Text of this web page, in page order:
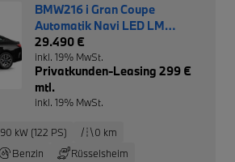
BMW216 i Gran Coupe
Automatik Navi LED LM
Driving Ass.
29.490 €
inkl. 19% MwSt.
Privatkunden-Leasing 299 €
mtl.
inkl. 19% MwSt.
90 kW (122 PS)
0 km
Benzin
Rüsselsheim